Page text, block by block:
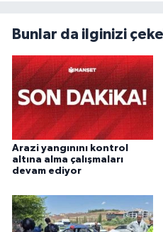
Bunlar da ilginizi
Arazi yangınını kontrol
altına alma çalışmaları
devam ediyor